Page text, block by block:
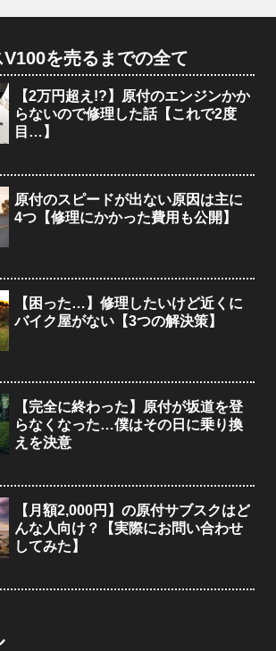
を売るまでの全て
【2万円超え!?】原付のエンジンかか
らないので修理した話【これで2度
目…】
原付のスピードが出ない原因は主に
4つ【修理にかかった費用も公開】
【困った…】修理したいけど近くに
バイク屋がない【3つの解決策】
【完全に終わった】原付が坂道を登
らなくなった…僕はその日に乗り換
えを決意
【月額2,000円】の原付サブスクはど
んな人向け？【実際にお問い合わせ
してみた】